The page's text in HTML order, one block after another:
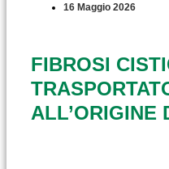
16 Maggio 2026
FIBROSI
ALL’ORIGINE